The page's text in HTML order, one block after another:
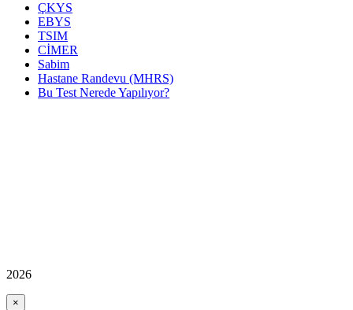
ÇKYS
EBYS
TSIM
CİMER
Sabim
Hastane Randevu (MHRS)
Bu Test Nerede Yapılıyor?
2026
×